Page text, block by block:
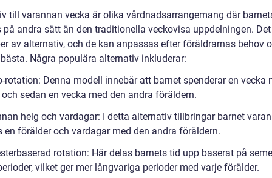
till varannan vecka är olika vårdnadsarrangemang där
på andra sätt än den traditionella veckovisa uppdelningen.
av alternativ, och de kan anpassas efter föräldrarnas behov
Några populära alternativ inkluderar:
rotation: Denna modell innebär att barnet spenderar en vecka
sedan en vecka med den andra föräldern.
helg och vardagar: I detta alternativ tillbringar barnet
en förälder och vardagar med den andra föräldern.
rotation: Här delas barnets tid upp baserat på
vilket ger mer långvariga perioder med varje förälder.